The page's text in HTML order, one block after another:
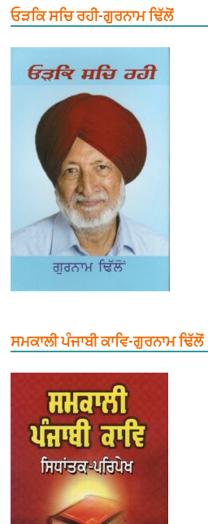
ਓੜਕਿ ਸਚਿ ਰਹੀ-ਗੁਰਨਾਮ ਢਿੱਲੋਂ
ਸਮਕਾਲੀ ਪੰਜਾਬੀ ਕਾਵਿ-ਗੁਰਨਾਮ ਢਿੱਲੋਂ